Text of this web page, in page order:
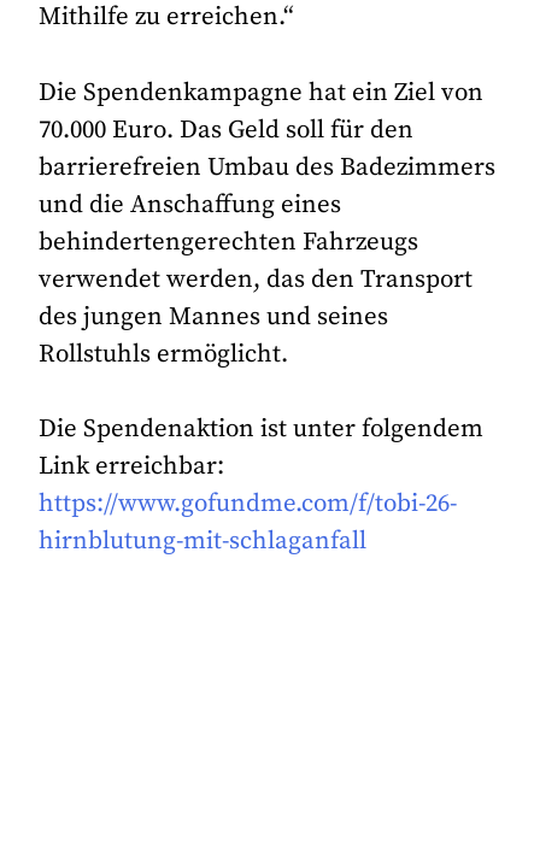
Mithilfe zu erreichen.“
Die Spendenkampagne hat ein Ziel von
70.000 Euro. Das Geld soll für den
barrierefreien Umbau des Badezimmers
und die Anschaffung eines
behindertengerechten Fahrzeugs
verwendet werden, das den Transport
des jungen Mannes und seines
Rollstuhls ermöglicht.
Die Spendenaktion ist unter folgendem
Link erreichbar:
https://www.gofundme.com/f/tobi-26-
hirnblutung-mit-schlaganfall